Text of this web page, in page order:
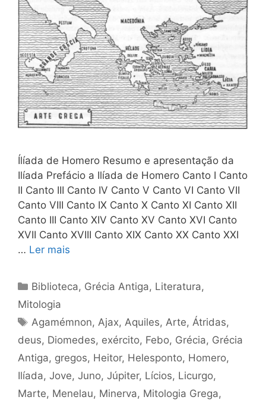
Ílíada de Homero Resumo e apresentação da
Ilíada Prefácio a Ilíada de Homero Canto I Canto
II Canto III Canto IV Canto V Canto VI Canto VII
Canto VIII Canto IX Canto X Canto XI Canto XII
Canto III Canto XIV Canto XV Canto XVI Canto
XVII Canto XVIII Canto XIX Canto XX Canto XXI
… Ler mais
Categorias
Biblioteca, Grécia Antiga, Literatura,
Mitologia
Tags
Agamémnon, Ajax, Aquiles, Arte, Átridas,
deus, Diomedes, exército, Febo, Grécia, Grécia
Antiga, gregos, Heitor, Helesponto, Homero,
Ilíada, Jove, Juno, Júpiter, Lícios, Licurgo,
Marte, Menelau, Minerva, Mitologia Grega,